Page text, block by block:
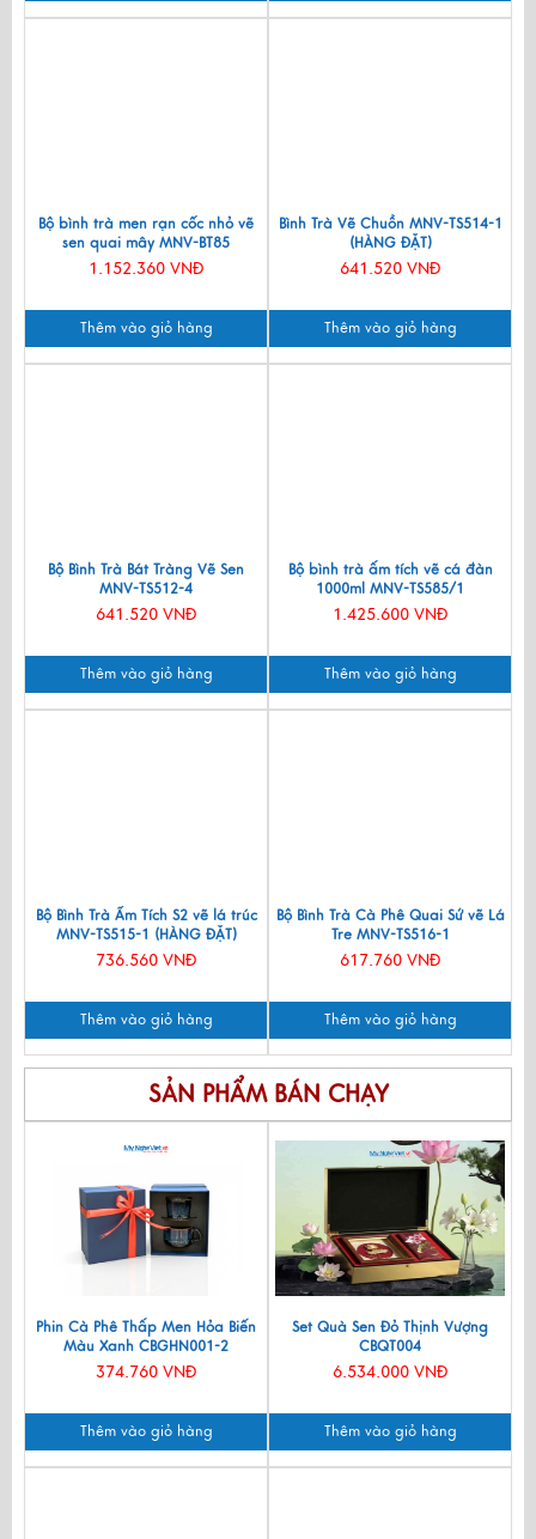
Bộ bình trà men rạn cốc nhỏ vẽ
sen quai mây MNV-BT85
1.152.360 VNĐ
Thêm vào giỏ hàng
Bình Trà Vẽ Chuồn MNV-TS514-1
(HÀNG ĐẶT)
641.520 VNĐ
Thêm vào giỏ hàng
Bộ Bình Trà Bát Tràng Vẽ Sen
MNV-TS512-4
641.520 VNĐ
Thêm vào giỏ hàng
Bộ bình trà ấm tích vẽ cá đàn
1000ml MNV-TS585/1
1.425.600 VNĐ
Thêm vào giỏ hàng
Bộ Bình Trà Ấm Tích S2 vẽ lá trúc
MNV-TS515-1 (HÀNG ĐẶT)
736.560 VNĐ
Thêm vào giỏ hàng
Bộ Bình Trà Cà Phê Quai Sứ vẽ Lá
Tre MNV-TS516-1
617.760 VNĐ
Thêm vào giỏ hàng
SẢN PHẨM BÁN CHẠY
Phin Cà Phê Thấp Men Hỏa Biến
Màu Xanh CBGHN001-2
374.760 VNĐ
Thêm vào giỏ hàng
Set Quà Sen Đỏ Thịnh Vượng
CBQT004
6.534.000 VNĐ
Thêm vào giỏ hàng